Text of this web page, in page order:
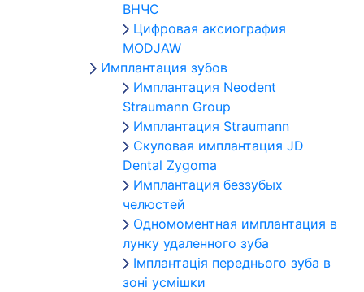
ВНЧС
Цифровая аксиография
MODJAW
Имплантация зубов
Имплантация Neodent
Straumann Group
Имплантация Straumann
Скуловая имплантация JD
Dental Zygoma
Имплантация беззубых
челюстей
Одномоментная имплантация в
лунку удаленного зуба
Імплантація переднього зуба в
зоні усмішки